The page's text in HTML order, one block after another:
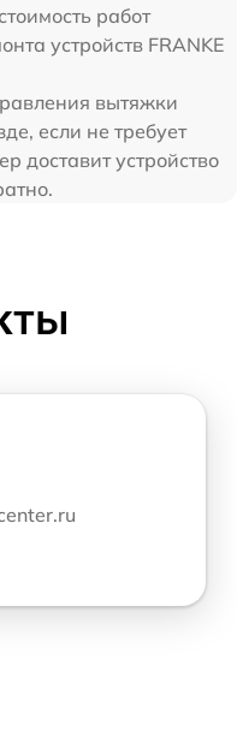
работ
устройств FRANKE
вытяжки
если не требует
доставит устройство